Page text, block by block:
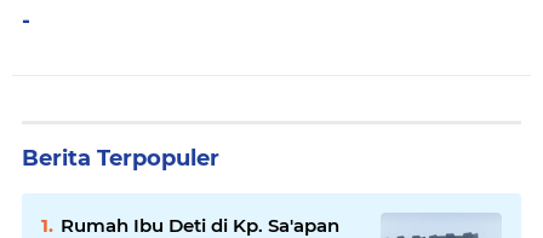
-
Berita Terpopuler
Rumah Ibu Deti di Kp. Sa'apan